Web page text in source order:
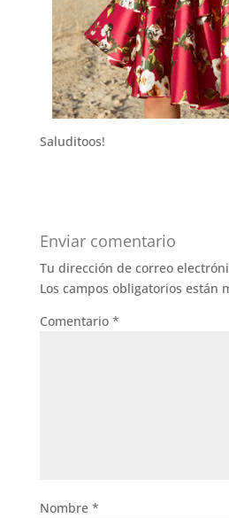
Saluditoos!
Enviar comentario
Tu dirección de correo
Los campos obligatorios están
Comentario *
Nombre *